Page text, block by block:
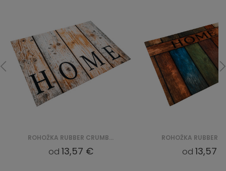
ROHOŽKA RUBBER CRUMB CKGCRDM16
od 13,57 € od 13,57